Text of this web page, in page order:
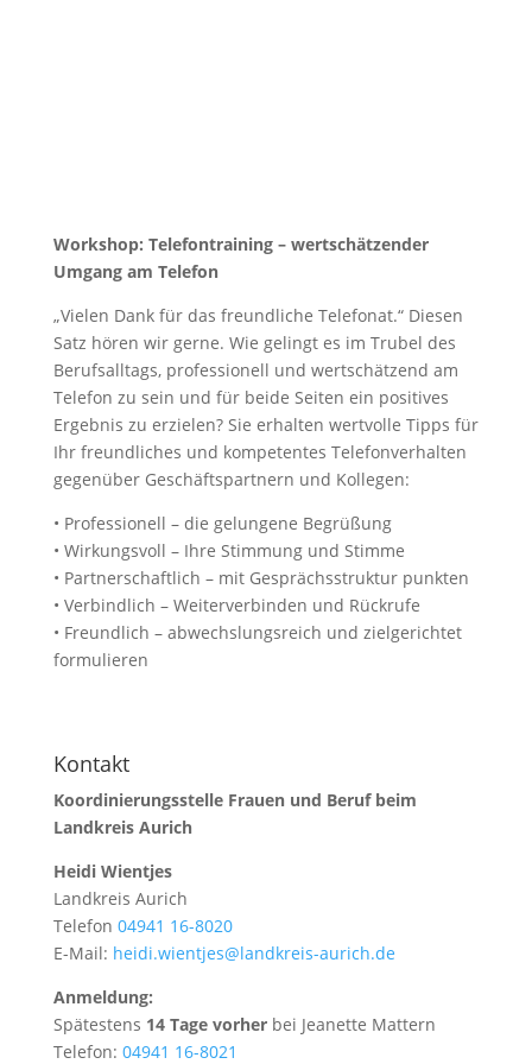
Workshop: Telefontraining – wertschätzender
Umgang am Telefon
„Vielen Dank für das freundliche Telefonat.“ Diesen
Satz hören wir gerne. Wie gelingt es im Trubel des
Berufsalltags, professionell und wertschätzend am
Telefon zu sein und für beide Seiten ein positives
Ergebnis zu erzielen? Sie erhalten wertvolle Tipps für
Ihr freundliches und kompetentes Telefonverhalten
gegenüber Geschäftspartnern und Kollegen:
• Professionell – die gelungene Begrüßung
• Wirkungsvoll – Ihre Stimmung und Stimme
• Partnerschaftlich – mit Gesprächsstruktur punkten
• Verbindlich – Weiterverbinden und Rückrufe
• Freundlich – abwechslungsreich und zielgerichtet
formulieren
Kontakt
Koordinierungsstelle Frauen und Beruf beim
Landkreis Aurich
Heidi Wientjes
Landkreis Aurich
Telefon 04941 16-8020
E-Mail: heidi.wientjes@landkreis-aurich.de
Anmeldung:
Spätestens 14 Tage vorherbei Jeanette Mattern
Telefon: 04941 16-8021